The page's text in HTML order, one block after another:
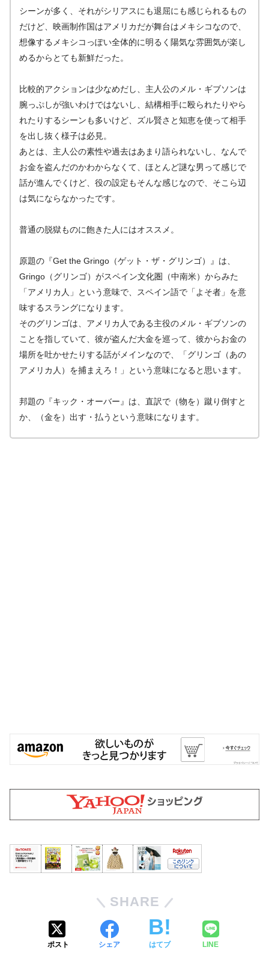
シーンが多く、それがシリアスにも退屈にも感じられるもの
だけど、映画制作国はアメリカだが舞台はメキシコなので、
想像するメキシコっぽい全体的に明るく陽気な雰囲気が楽し
めるからとても新鮮だった。
比較的アクションは少なめだし、主人公のメル・ギブソンは
腕っぷしが強いわけではないし、結構相手に殴られたりやら
れたりするシーンも多いけど、ズル賢さと知恵を使って相手
を出し抜く様子は必見。
あとは、主人公の素性や過去はあまり語られないし、なんで
お金を盗んだのかわからなくて、ほとんど謎な男って感じで
話が進んでくけど、役の設定もそんな感じなので、そこら辺
は気にならなかったです。
普通の脱獄ものに飽きた人にはオススメ。
原題の『Get the Gringo（ゲット・ザ・グリンゴ）』は、
Gringo（グリンゴ）がスペイン文化圏（中南米）からみた
「アメリカ人」という意味で、スペイン語で「よそ者」を意
味するスラングになります。
そのグリンゴは、アメリカ人である主役のメル・ギブソンの
ことを指していて、彼が盗んだ大金を巡って、彼からお金の
場所を吐かせたりする話がメインなので、「グリンゴ（あの
アメリカ人）を捕まえろ！」という意味になると思います。
邦題の『キック・オーバー』は、直訳で（物を）蹴り倒すと
か、（金を）出す・払うという意味になります。
SHARE
ポスト シェア はてブ LINE